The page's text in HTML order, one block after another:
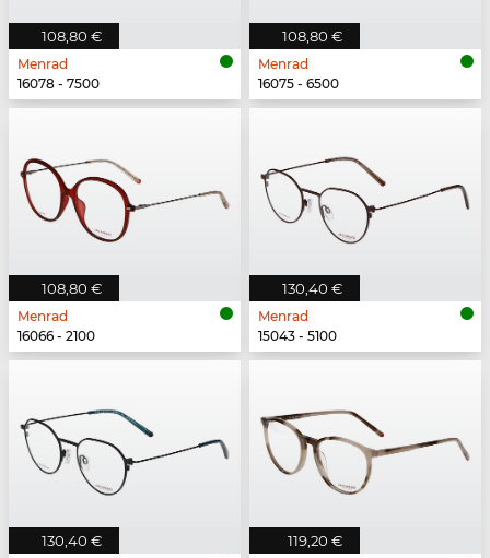
108,80 €
Menrad
16078 - 7500
108,80 €
Menrad
16075 - 6500
108,80 €
Menrad
16066 - 2100
130,40 €
Menrad
15043 - 5100
130,40 € 119,20 €